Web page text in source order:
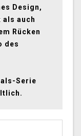
Design,
als auch
Rücken
des
Serie